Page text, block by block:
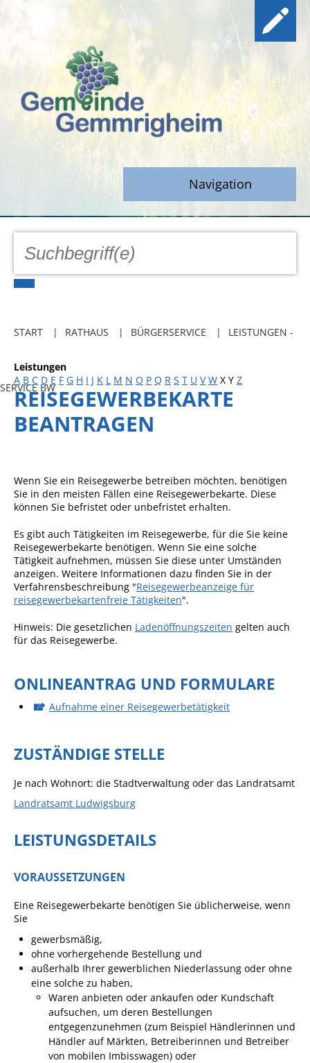
Navigation
GEMEINDE
Freibadkarten
Social Media
Parkraumkonzept
Ladeinfrastruktur
Kindertageseinrichtungen
Schulkindbetreuung
Mensa
Musikschule
Gemeindebücherei
Jugendhaus
Kläranlage
Wärmeplanung
Infokalender
Angebote für Geflüchtete
Wirtschaft + Handel
RATHAUS
Öffnungszeiten
START RATHAUS BÜRGERSERVICE LEISTUNGEN -
SERVICE BW
Leistungen
A B C D E F G H I J K L M N O P Q R S T U V W X Y Z
REISEGEWERBEKARTE
BEANTRAGEN
Wenn Sie ein Reisegewerbe betreiben möchten, benötigen
Sie in den meisten Fällen eine Reisegewerbekarte. Diese
können Sie befristet oder unbefristet erhalten.
Es gibt auch Tätigkeiten im Reisegewerbe, für die Sie keine
Reisegewerbekarte benötigen. Wenn Sie eine solche
Tätigkeit aufnehmen, müssen Sie diese unter Umständen
anzeigen. Weitere Informationen dazu finden Sie in der
Verfahrensbeschreibung "Reisegewerbeanzeige für
reisegewerbekartenfreie Tätigkeiten".
Hinweis: Die gesetzlichen Ladenöffnungszeiten gelten auch
für das Reisegewerbe.
ONLINEANTRAG UND FORMULARE
Aufnahme einer Reisegewerbetätigkeit
ZUSTÄNDIGE STELLE
Je nach Wohnort: die Stadtverwaltung oder das Landratsamt
Landratsamt Ludwigsburg
LEISTUNGSDETAILS
VORAUSSETZUNGEN
Eine Reisegewerbekarte benötigen Sie üblicherweise, wenn
Sie
gewerbsmäßig,
ohne vorhergehende Bestellung und
außerhalb Ihrer gewerblichen Niederlassung oder ohne
eine solche zu haben,
Waren anbieten oder ankaufen oder Kundschaft
aufsuchen, um deren Bestellungen
entgegenzunehmen(zum Beispiel Händlerinnen und
Händler auf Märkten, Betreiberinnen und Betreiber
von mobilen Imbisswagen) oder